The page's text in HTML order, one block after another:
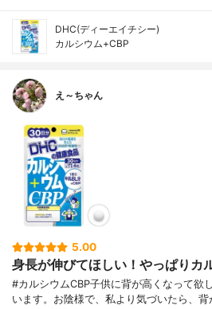
DHC(ディーエイチシー)
カルシウム+CBP
え～ちゃん
5.00
身長が伸びてほしい！やっぱりカ
#カルシウムCBP子供に背が高くなって欲
います。お陰様で、私より気づいたら、